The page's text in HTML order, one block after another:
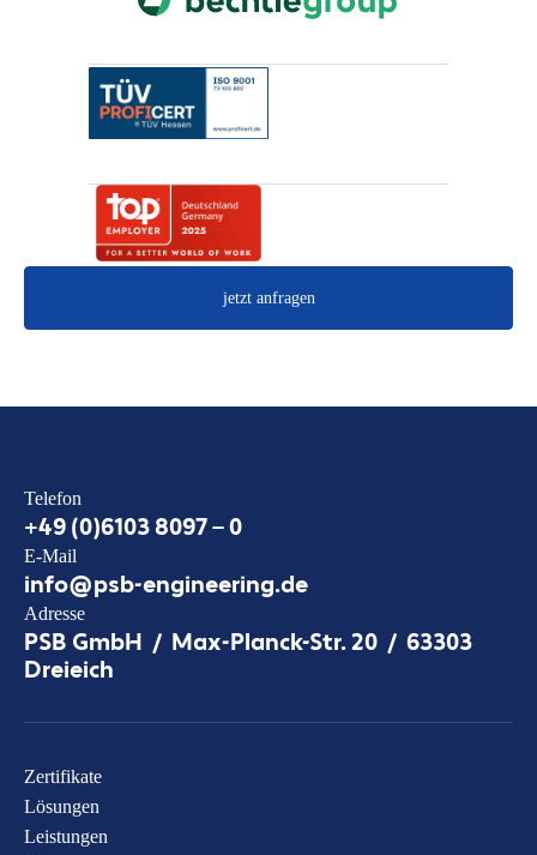
jetzt anfragen
Telefon
+49 (0)6103 8097 – 0
E-Mail
info@psb-engineering.de
Adresse
PSB GmbH / Max-Planck-Str. 20 / 63303
Dreieich
Zertifikate
Lösungen
Leistungen